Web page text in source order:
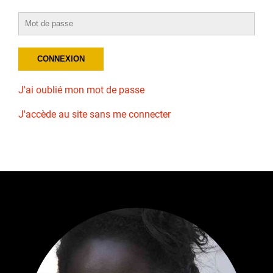
J'ai oublié mon mot de passe
J'accède au site sans me connecter